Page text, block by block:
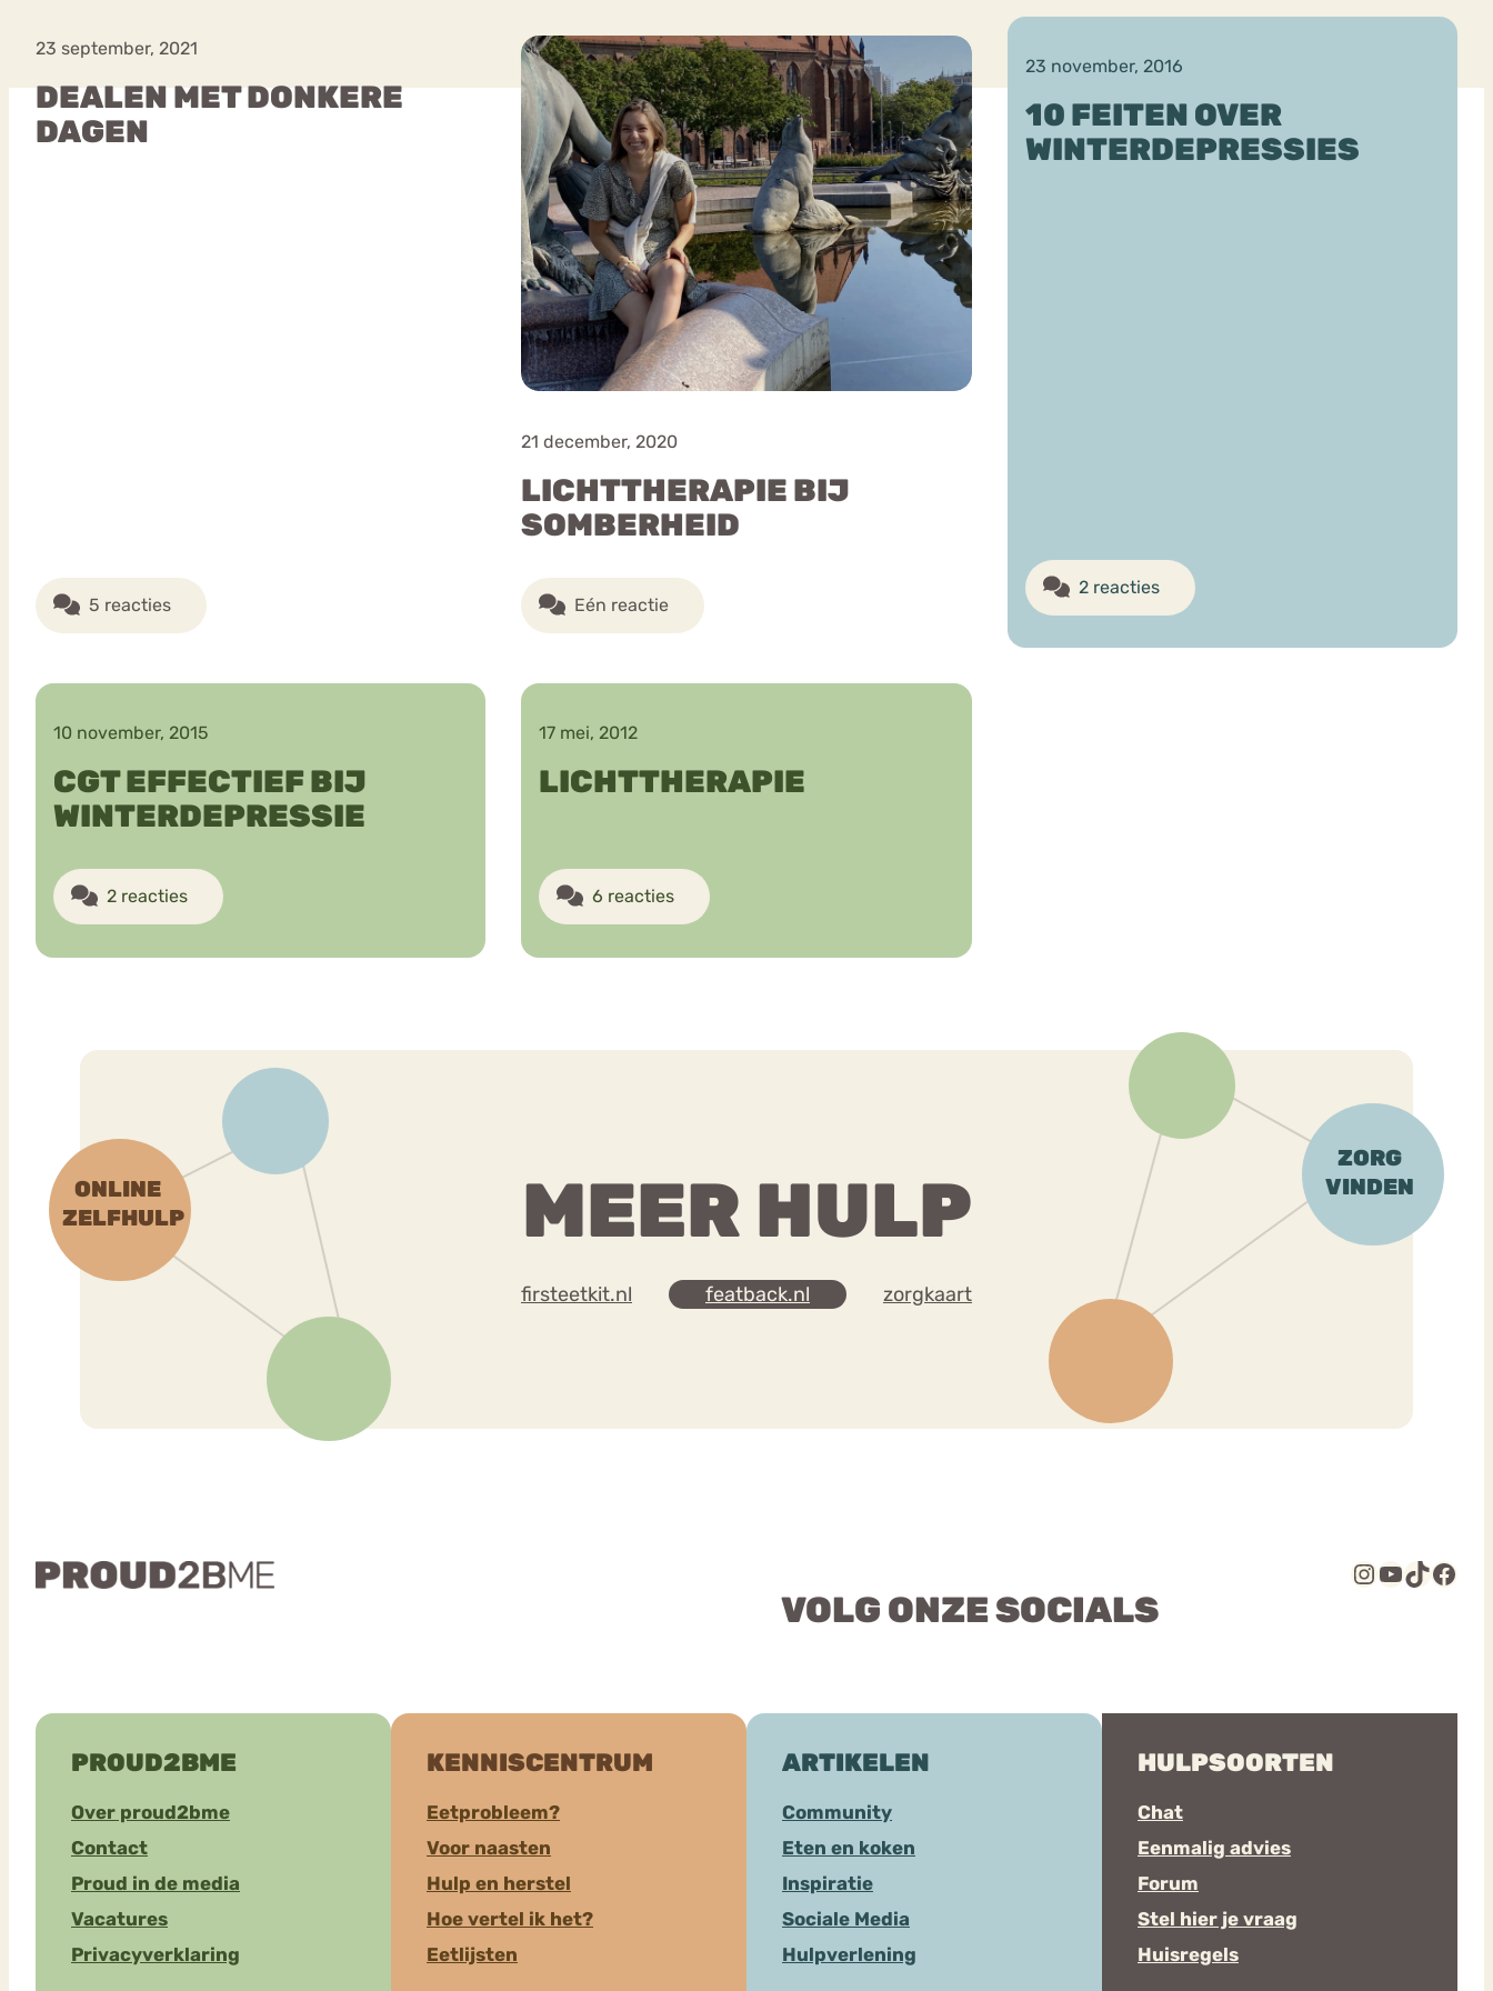
23 september, 2021
DEALEN MET DONKERE
DAGEN
5 reacties
21 december, 2020
LICHTTHERAPIE BIJ
SOMBERHEID
Eén reactie
23 november, 2016
10 FEITEN OVER
WINTERDEPRESSIES
2 reacties
10 november, 2015
CGT EFFECTIEF BIJ
WINTERDEPRESSIE
2 reacties
17 mei, 2012
LICHTTHERAPIE
6 reacties
MEER HULP
firsteetkit.nl featback.nl zorgkaart
VOLG ONZE SOCIALS
Instagram YouTube TikTok Facebook
PROUD2BME
Over proud2bme
Contact
Proud in de media
Vacatures
Privacyverklaring
KENNISCENTRUM
Eetprobleem?
Voor naasten
Hulp en herstel
Hoe vertel ik het?
Eetlijsten
ARTIKELEN
Community
Eten en koken
Inspiratie
Sociale Media
Hulpverlening
HULPSOORTEN
Chat
Eenmalig advies
Forum
Stel hier je vraag
Huisregels
Forum
VEEL GEZOCHTE TERMEN
Anorexia Nervosa Eetbuien Piekeren